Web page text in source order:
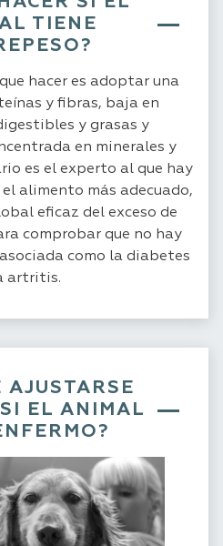
TIENE
hacer es adoptar una
y fibras, baja en
y grasas y
en minerales y
es el experto al que hay
alimento más adecuado,
eficaz del exceso de
comprobar que no hay
como la diabetes
artritis.
AJUSTARSE
EL ANIMAL